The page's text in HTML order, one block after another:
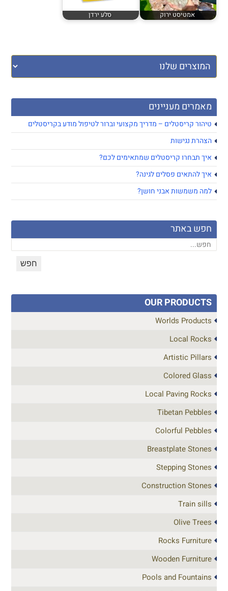
מאמרים מעניינים
טיהור קריסטלים – מדריך מקצועי וברור לטיפול מודע בקריסטלים
הצהרת נגישות
איך תבחרו קריסטלים שמתאימים לכם?
איך להתאים פסלים לגינה?
למה משמשות אבני חושן?
חפש באתר
אמטיסט ירוק סלע ירדן
OUR PRODUCTS
Worlds Products
Local Rocks
Artistic Pillars
Colored Glass
Local Paving Rocks
Tibetan Pebbles
Colorful Pebbles
Breastplate Stones
Stepping Stones
Construction Stones
Train sills
Olive Trees
Rocks Furniture
Wooden Furniture
Pools and Fountains